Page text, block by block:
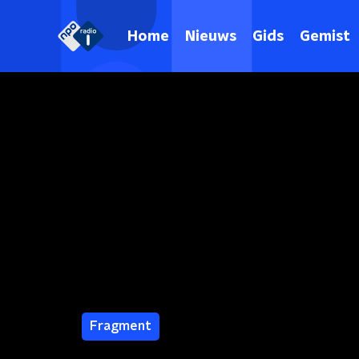
Home Nieuws Gids Gemist
Fragment